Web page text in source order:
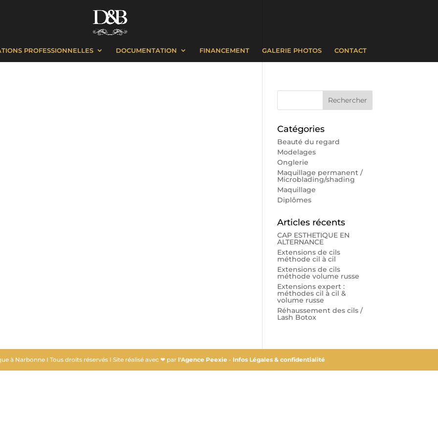
PROFESSIONNELLES DOCUMENTATION FINANCEMENT GALERIE PHOTOS CONTACT
Catégories
Beauté du regard
Modelages
Onglerie
Maquillage permanent /
Microblading/shading
Maquillage
Diplômes
Articles récents
CAP ESTHETIQUE EN
ALTERNANCE
Extensions de cils
méthode cil à cil
Extensions de cils
méthode volume russe
Extensions expert :
méthodes cil à cil &
volume russe
Réhaussement des cils /
Lash Botox
à Narbonne I Tous droits réservés I Site réalisé avec ❤ par l'Agence Peexie - Infos Légales & confidentialité